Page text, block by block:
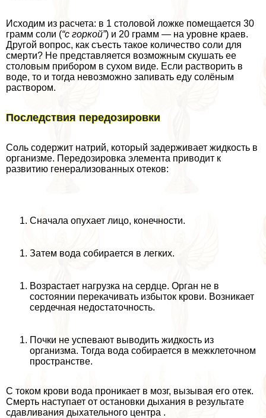
Исходим из расчета: в 1 столовой ложке помещается 30
грамм соли (“с горкой”) и 20 грамм — на уровне краев.
Другой вопрос, как съесть такое количество соли для
cмepти? Не представляется возможным скушать ее
столовым прибором в сухом виде. Если растворить в
воде, то и тогда невозможно запивать еду солёным
раствором.
Последствия передозировки
Соль содержит натрий, который задерживает жидкость в
организме. Передозировка элемента приводит к
развитию генерализованных отеков:
Сначала опухает лицо, конечности.
Затем вода собирается в легких.
Возрастает нагрузка на сердце. Орган не в
состоянии перекачивать избыток крови. Возникает
сердечная недостаточность.
Почки не успевают выводить жидкость из
организма. Тогда вода собирается в межклеточном
прострaнcтве.
С током крови вода проникает в мозг, вызывая его отек.
Смерть наступает от остановки дыхания в результате
сдавливания дыхательного центра .